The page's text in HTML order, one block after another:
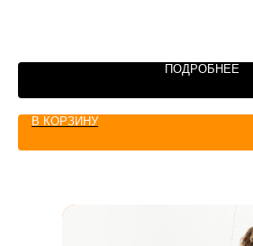
ПОДРОБНЕЕ
В КОРЗИНУ
+7 347 225 70 75
+7 927 340 70 60